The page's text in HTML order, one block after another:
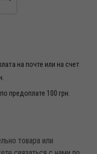
на почте или на счет
предоплате 100 грн.
товара или